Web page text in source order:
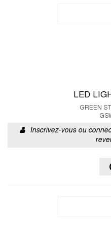
LED
GREEN
Inscrivez-vous ou